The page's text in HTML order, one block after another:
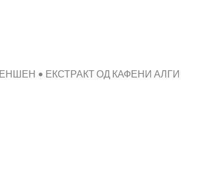
• ЕКСТРАКТ ОД КАФЕНИ АЛГИ